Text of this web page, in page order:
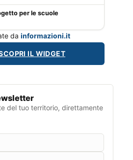
per le scuole
dainformazioni.it
IL WIDGET
del tuo territorio, direttamente